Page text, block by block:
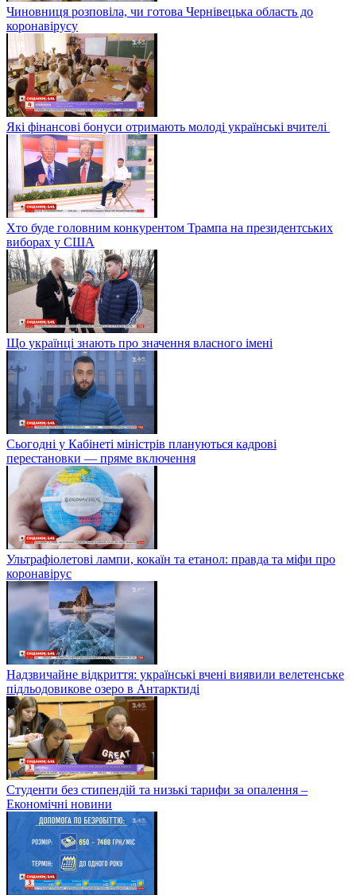
Чиновниця розповіла, чи готова Чернівецька область до
коронавірусу
Які фінансові бонуси отримають молоді українські вчителі
Хто буде головним конкурентом Трампа на президентських
виборах у США
Що українці знають про значення власного імені
Сьогодні у Кабінеті міністрів плануються кадрові
перестановки — пряме включення
Ультрафіолетові лампи, кокаїн та етанол: правда та міфи про
коронавірус
Надзвичайне відкриття: українські вчені виявили велетенське
підльодовикове озеро в Антарктиді
Студенти без стипендій та низькі тарифи за опалення –
Економічні новини